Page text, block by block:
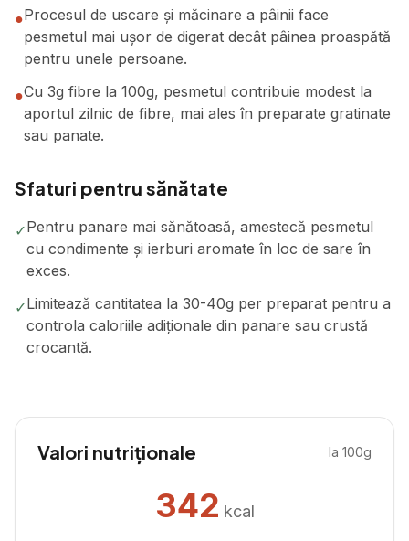
●Procesul de uscare și măcinare a pâinii face
pesmetul mai ușor de digerat decât pâinea proaspătă
pentru unele persoane.
●Cu 3g fibre la 100g, pesmetul contribuie modest la
aportul zilnic de fibre, mai ales în preparate gratinate
sau panate.
Sfaturi pentru sănătate
✓Pentru panare mai sănătoasă, amestecă pesmetul
cu condimente și ierburi aromate în loc de sare în
exces.
✓Limitează cantitatea la 30-40g per preparat pentru a
controla caloriile adiționale din panare sau crustă
crocantă.
Valori nutriționale la 100g
342 kcal